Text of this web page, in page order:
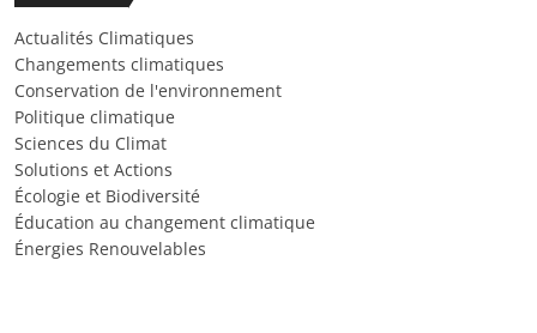
Actualités Climatiques
Changements climatiques
Conservation de l'environnement
Politique climatique
Sciences du Climat
Solutions et Actions
Écologie et Biodiversité
Éducation au changement climatique
Énergies Renouvelables